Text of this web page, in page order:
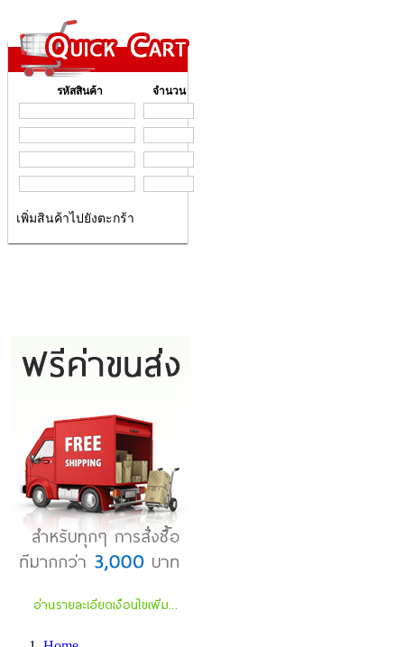
รหัสสินค้า จำนวน
เพิ่มสินค้าไปยังตะกร้า